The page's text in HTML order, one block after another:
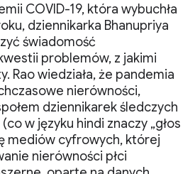
COVID-19, która wybuchła
dziennikarka Bhanupriya
świadomość
problemów, z jakimi
Rao wiedziała, że pandemia
nierówności,
dziennikarek śledczych
(co w języku hindi znaczy „głos
mediów cyfrowych, której
nierówności płci